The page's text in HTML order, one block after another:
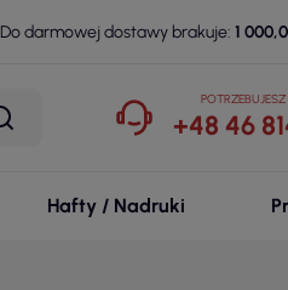
Do darmowej dostawy brakuje: 1
+48 46
Hafty / Nadruki